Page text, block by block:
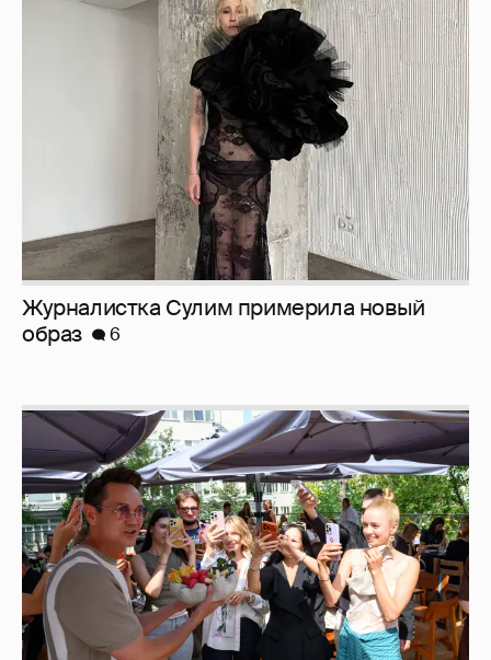
Журналистка Сулим примерила новый
образ
6